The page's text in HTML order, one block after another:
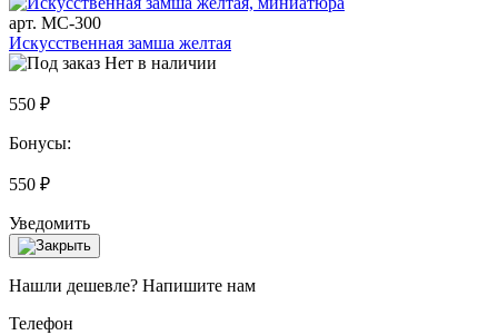
арт. MC-300
Искусственная замша желтая
Нет в наличии
550 ₽
Бонусы:
550 ₽
Уведомить
Нашли дешевле? Напишите нам
Телефон